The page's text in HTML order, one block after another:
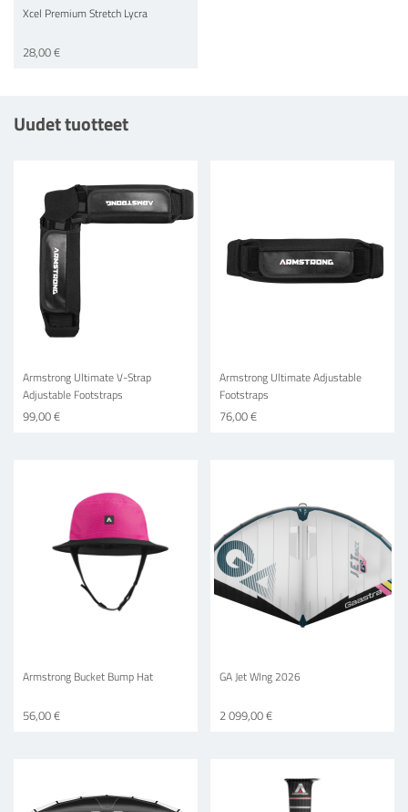
Xcel Premium Stretch Lycra
28,00 €
Uudet tuotteet
Armstrong Ultimate V-Strap
Adjustable Footstraps
99,00 €
Armstrong Ultimate Adjustable
Footstraps
76,00 €
Armstrong Bucket Bump Hat
56,00 €
GA Jet WIng 2026
2 099,00 €